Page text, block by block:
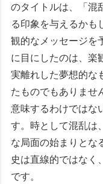
のタイトルは、「混
る印象を与えるかも
観的なメッセージを
に目にしたのは、楽
実離れした夢想的な
たものでもありませ
意味するわけではな
す。時として混乱は
な局面の始まりとな
史は直線的ではなく
です。